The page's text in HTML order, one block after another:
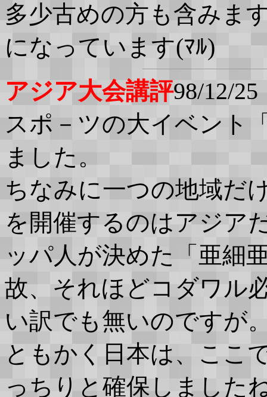
多少古めの方も含みま
になっています(ﾏﾙ)
アジア大会講評98/12/25
スポ－ツの大イベント
ました。
ちなみに一つの地域だ
を開催するのはアジア
ッパ人が決めた「亜細
故、それほどコダワル
い訳でも無いのですが
ともかく日本は、ここ
っちりと確保しました